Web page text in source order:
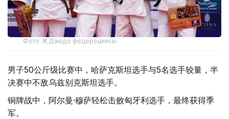
Фото: ҚР Дзюдо федерациясы
男子50公斤级比赛中，哈萨克斯坦选手与5名选手较量，半
决赛中不敌乌兹别克斯坦选手。
铜牌战中，阿尔曼·穆萨轻松击败匈牙利选手，最终获得季
军。